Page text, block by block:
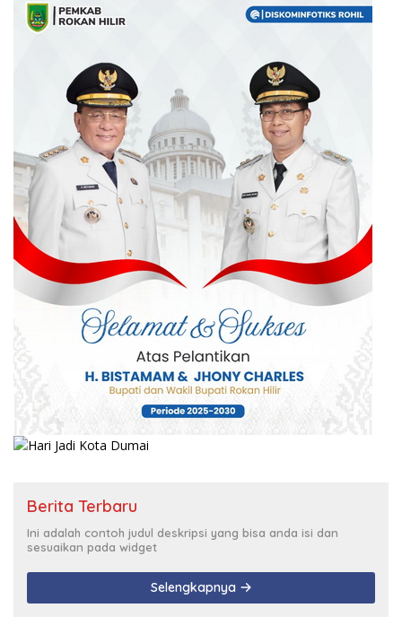
Berita Terbaru
Ini adalah contoh judul deskripsi yang bisa anda isi dan
sesuaikan pada widget
Selengkapnya